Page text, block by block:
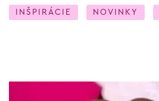
INŠPIRÁCIE NOVINKY